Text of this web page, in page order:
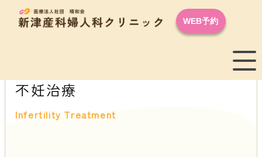
WEB予約
不妊治療
Infertility Treatment